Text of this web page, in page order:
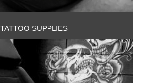
TATTOO SUPPLIES